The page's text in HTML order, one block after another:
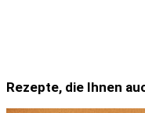
Rezepte, die Ihnen